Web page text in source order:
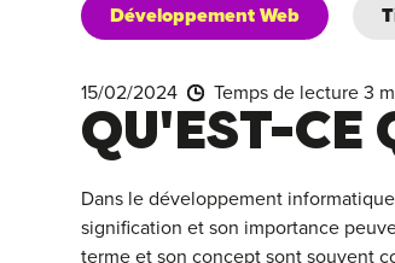
Développement Web
15/02/2024 Temps de lecture 3
QU'EST-CE
Dans le développement
signification et son importance
terme et son concept sont souvent